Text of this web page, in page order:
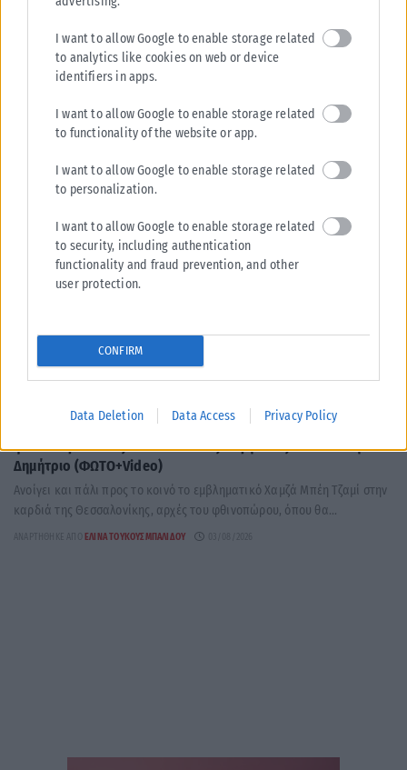
I want to allow Google to enable storage related
to analytics like cookies on web or device
identifiers in apps.
I want to allow Google to enable storage related
to functionality of the website or app.
I want to allow Google to enable storage related
to personalization.
I want to allow Google to enable storage related
to security, including authentication
functionality and fraud prevention, and other
user protection.
CONFIRM
Data Deletion Data Access Privacy Policy
Μητσοτάκη (ΦΩΤΟ+Video)
Να παραχωρηθεί στο δήμο Θεσσαλονίκης όλο το συγκρότημα του Αγίου
Μηνά στο κέντρο της πόλης, αιτήθηκε ο δήμαρχος, Στέλιος Αγγελούδης...
ΑΝΑΡΤΉΘΗΚΕ ΑΠΌ ΕΛΊΝΑ ΤΟΥΚΟΥΣΜΠΑΛΊΔΟΥ 06/08/2026
Αυτοψία Μενδώνη στο Χαμζά Μπέη Τζαμί: Αποδίδεται το
φθινόπωρο στους Θεσσαλονικείς – Εργασίες και στον Άγιο
Δημήτριο (ΦΩΤΟ+Video)
Ανοίγει και πάλι προς το κοινό το εμβληματικό Χαμζά Μπέη Τζαμί στην
καρδιά της Θεσσαλονίκης, αρχές του φθινοπώρου, όπου θα...
ΑΝΑΡΤΉΘΗΚΕ ΑΠΌ ΕΛΊΝΑ ΤΟΥΚΟΥΣΜΠΑΛΊΔΟΥ